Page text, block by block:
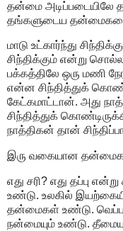
தன்மை அடிப்படையிலே
தங்களுடைய
மாடு உட்கார்ந்து
சிந்திக்கும் என்று
பக்கத்திலே ஒரு மணி
என்ன சிந்தித்துக்
கேட்கமாட்டான். அது
சிந்தித்துக்
நாத்திகன் தான்
இரு வகையான
எது சரி? எது தப்பு
உண்டு. உலகில்
தன்மைகள் உண்டு.
நன்மையும் உண்டு.